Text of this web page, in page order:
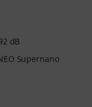
dB
Supernano